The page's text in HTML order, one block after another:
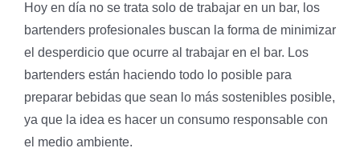
Hoy en día no se trata solo de trabajar en un bar, los
bartenders profesionales buscan la forma de minimizar
el desperdicio que ocurre al trabajar en el bar. Los
bartenders están haciendo todo lo posible para
preparar bebidas que sean lo más sostenibles posible,
ya que la idea es hacer un consumo responsable con
el medio ambiente.